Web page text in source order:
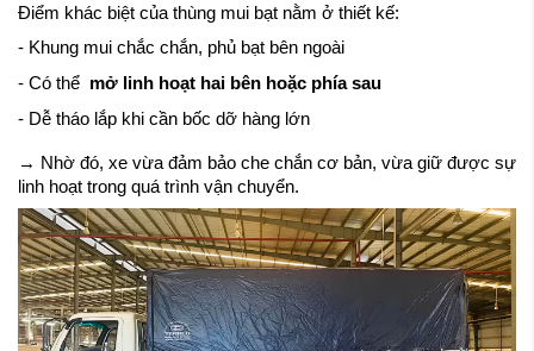
Tư vấn đúng cấu hình, tối ưu hiệu quả vận hành
Điểm khác biệt của thùng mui bạt nằm ở thiết kế:
- Khung mui chắc chắn, phủ bạt bên ngoài
- Có thể mở linh hoạt hai bên hoặc phía sau
- Dễ tháo lắp khi cần bốc dỡ hàng lớn
→ Nhờ đó, xe vừa đảm bảo che chắn cơ bản, vừa giữ được sự
linh hoạt trong quá trình vận chuyển.